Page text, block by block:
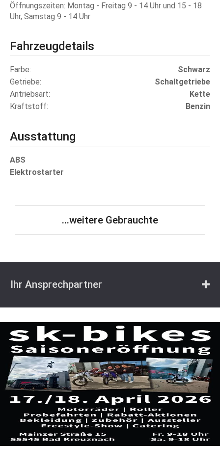
Öffnungszeiten: Montag - Freitag 9 - 14 Uhr und 15 - 18
Uhr, Samstag 9 - 14 Uhr
Fahrzeugdetails
Farbe
Schwarz
Getriebe
Schaltgetriebe
Antriebsart
Kette
Kraftstoff
Benzin
Ausstattung
ABS
Elektrostarter
...weitere Gebrauchte
Ihr Ansprechpartner